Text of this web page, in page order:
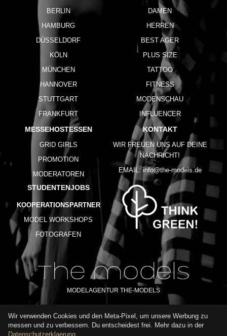
BERLIN
HAMBURG
DÜSSELDORF
KÖLN
MÜNCHEN
HANNOVER
STUTTGART
FRANKFURT
DAMEN
HERREN
BEST AGER
PLUS SIZE
TATTOO
FITNESS
MODENSCHAU
INFLUENCER
MESSEHOSTESSEN
GRID GIRLS
PROMOTION
MODERATOREN
STUDENTENJOBS
KOOPERATIONSPARTNER
MODEL WORKSHOPS
FOTOGRAFEN
KONTAKT
WIR FREUEN UNS AUF DEINE
NACHRICHT!
EMAIL: info@the-models.de
MODELAGENTUR THE-MODELS
IMPRESSUM AGB DATENSCHUTZ
NUTZUNGSBEDINGUNGEN
Wir verwenden Cookies und den Meta-Pixel, um unsere Werbung zu
messen und zu verbessern. Du entscheidest frei. Mehr dazu in der
Datenschutzerklaerung